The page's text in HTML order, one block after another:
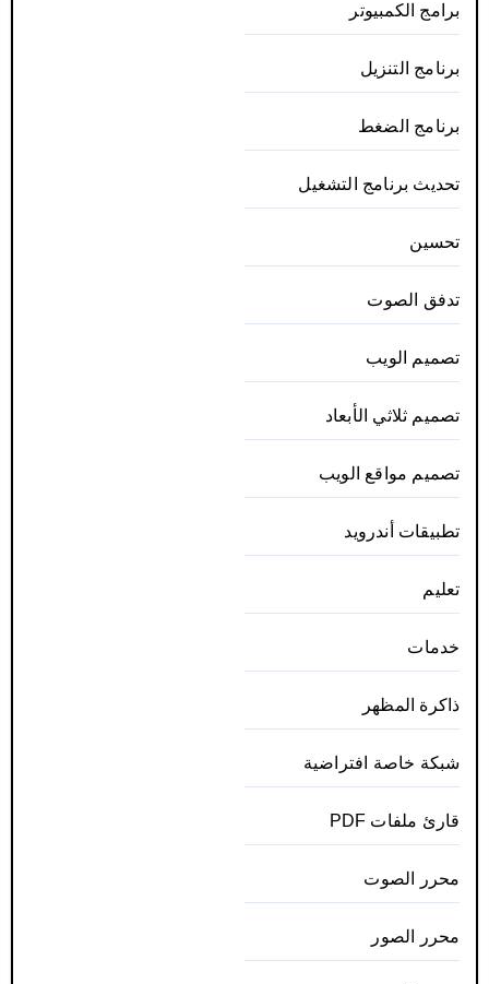
برامج الكمبيوتر
برنامج التنزيل
برنامج الضغط
تحديث برنامج التشغيل
تحسين
تدفق الصوت
تصميم الويب
تصميم ثلاثي الأبعاد
تصميم مواقع الويب
تطبيقات أندرويد
تعليم
خدمات
ذاكرة المظهر
شبكة خاصة افتراضية
قارئ ملفات PDF
محرر الصوت
محرر الصور